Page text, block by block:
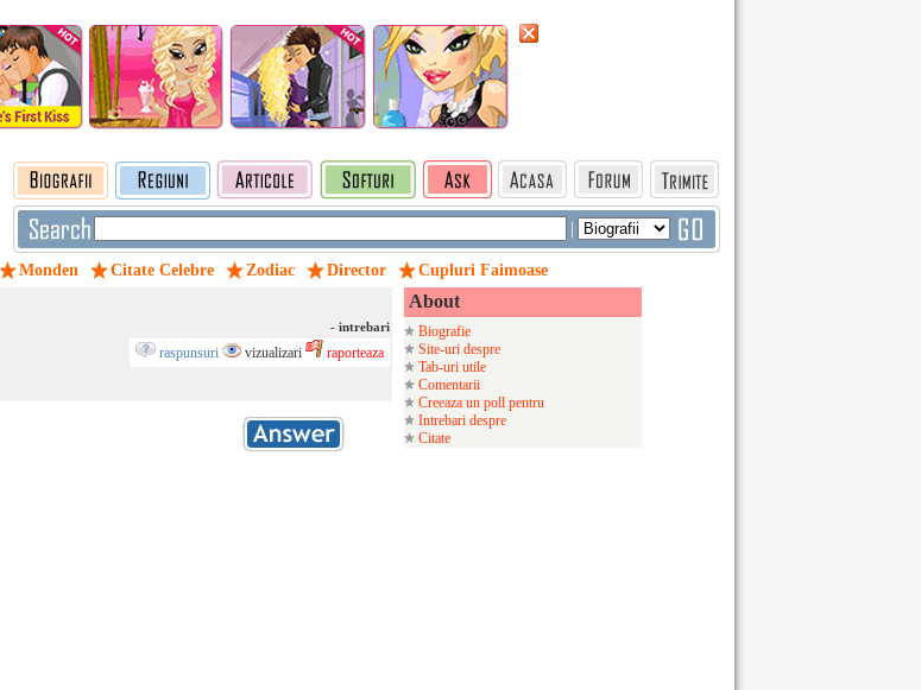
|
Monden Citate Celebre Zodiac Director Cupluri Faimoase
- intrebari
raspunsuri vizualizari raporteaza
About
Biografie
Site-uri despre
Tab-uri utile
Comentarii
Creeaza un poll pentru
Intrebari despre
Citate